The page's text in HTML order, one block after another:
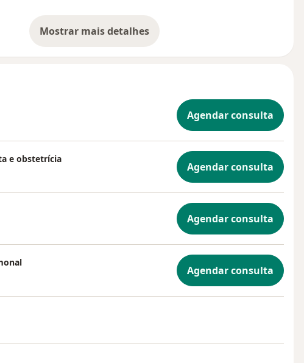
Mostrar mais detalhes
sobre a experiência
Agendar consulta
e obstetrícia
Agendar consulta
Agendar consulta
Agendar consulta